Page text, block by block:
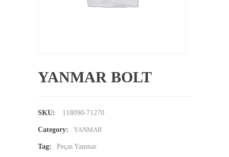
YANMAR BOLT
SKU: 118090-71270
Category: YANMAR
Tag: Peças Yanmar